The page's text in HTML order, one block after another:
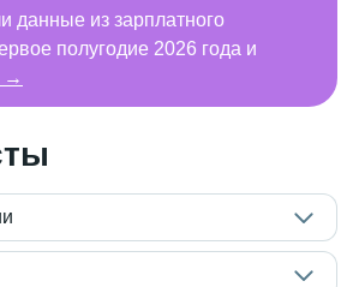
данные из зарплатного
полугодие 2026 года и
→